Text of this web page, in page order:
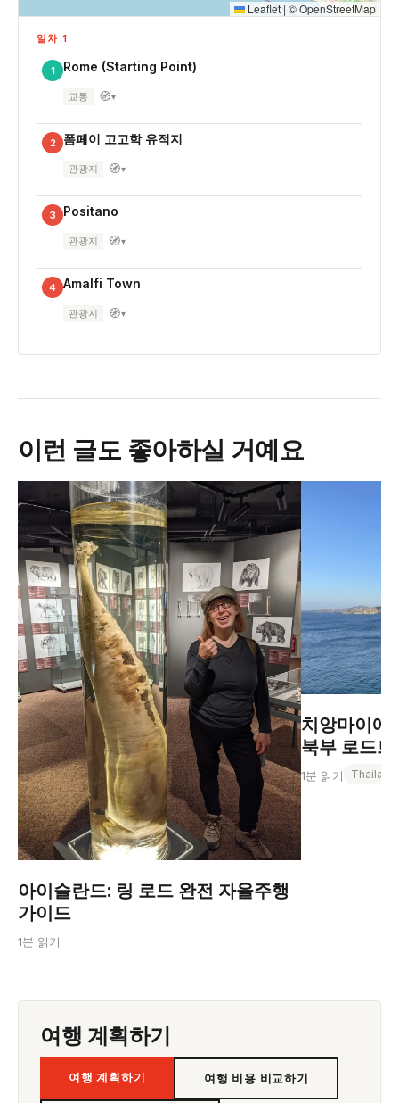
Leaflet | ©OpenStreetMap
일차 1
1 Rome (Starting Point)
교통 🧭▾
2 폼페이 고고학 유적지
관광지 🧭▾
3 Positano
관광지 🧭▾
4 Amalfi Town
관광지 🧭▾
이런 글도 좋아하실 거예요
아이슬란드: 링 로드 완전 자율주행
가이드
1분 읽기
치앙마이에
북부 로드
1분 읽기 Thailand
여행 계획하기
여행 계획하기 여행 비용 비교하기